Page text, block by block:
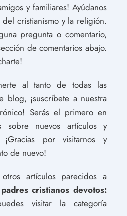
y familiares! Ayúdanos
cristianismo y la religión.
pregunta o comentario,
de comentarios abajo.
al tanto de todas las
blog, ¡suscríbete a nuestra
Serás el primero en
sobre nuevos artículos y
¡Gracias por visitarnos y
de nuevo!
artículos parecidos a
cristianos devotos:
visitar la categoría